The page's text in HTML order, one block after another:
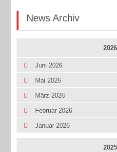
News Archiv
2026
Juni 2026
Mai 2026
März 2026
Februar 2026
Januar 2026
2025